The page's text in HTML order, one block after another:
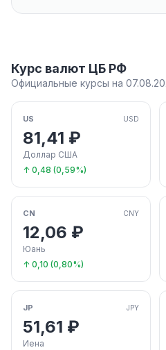
Курс валют ЦБ РФ
Официальные курсы на
US USD
81,41 ₽
Доллар США
↑ 0,48 (0,59%)
CN CNY
12,06 ₽
Юань
↑ 0,10 (0,80%)
JP JPY
51,61 ₽
Иена